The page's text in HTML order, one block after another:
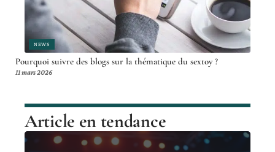
NEWS
Pourquoi suivre des blogs sur la thématique du sextoy ?
11 mars 2026
Article en tendance